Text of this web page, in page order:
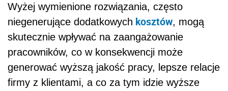
Wyżej wymienione rozwiązania, często
niegenerujące dodatkowych kosztów, mogą
skutecznie wpływać na zaangażowanie
pracowników, co w konsekwencji może
generować wyższą jakość pracy, lepsze relacje
firmy z klientami, a co za tym idzie wyższe